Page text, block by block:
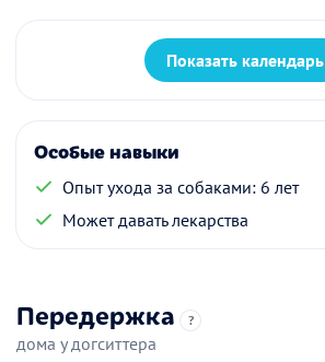
Показать календарь
Особые навыки
Опыт ухода за собаками: 6 лет
Может давать лекарства
Передержка ?
дома у догситтера